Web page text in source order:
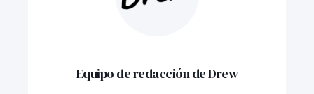
Equipo de redacción de Drew